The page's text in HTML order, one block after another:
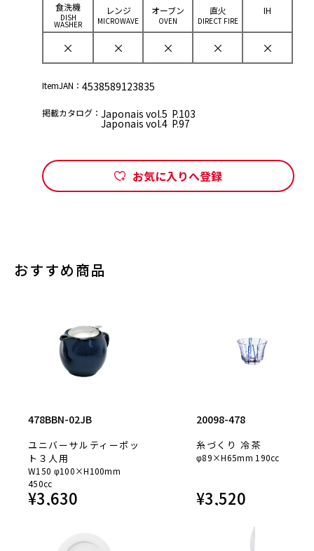
⾷洗機
DISH
WASHER
レンジ
MICROWAVE
オーブン
OVEN
直⽕
DIRECT FIRE
IH
× × × × ×
ItemJAN： 4538589123835
掲載カタログ： Japonais vol.5 P.103
Japonais vol.4 P.97
お気に入りへ登録
おすすめ商品
478BBN-02JB
ユニバーサルティーポッ
ト３人用
W150 φ100×H100mm
450cc
¥3,630
20098-478
糸づくり 冷茶
φ89×H65mm 190cc
¥3,520